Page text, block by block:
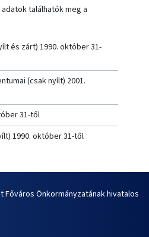
találhatók meg a
és zárt) 1990. október 31-
(csak nyílt) 2001.
31-től
1990. október 31-től
Főváros Önkormányzatának hivatalos